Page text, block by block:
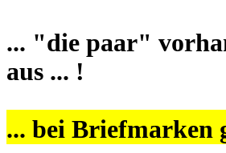
... "die paar"
aus ... !
... bei Briefmarken